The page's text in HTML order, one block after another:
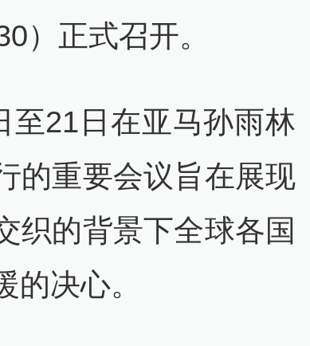
）正式召开。
至21日在亚马孙雨林
的重要会议旨在展现
织的背景下全球各国
决心。